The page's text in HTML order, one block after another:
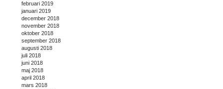
februari 2019
januari 2019
december 2018
november 2018
oktober 2018
september 2018
augusti 2018
juli 2018
juni 2018
maj 2018
april 2018
mars 2018